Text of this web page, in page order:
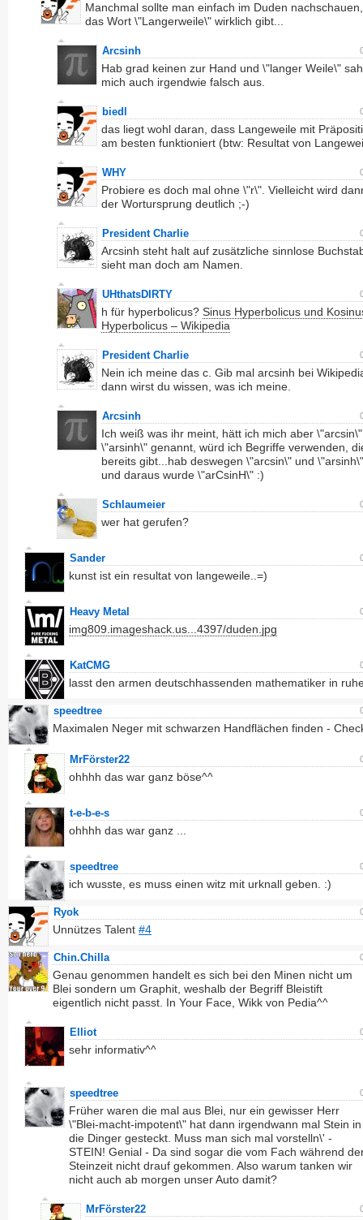
Manchmal sollte man einfach im Duden
das Wort \"Langerweile\" wirklich gibt...
Arcsinh
Hab grad keinen zur Hand und \"langer Weile\"
mich auch irgendwie falsch aus.
biedl
das liegt wohl daran, dass Langeweile mit
am besten funktioniert (btw: Resultat von
WHY
Probiere es doch mal ohne \"r\". Vielleicht wird
der Wortursprung deutlich ;-)
President Charlie
Arcsinh steht halt auf zusätzliche sinnlose
sieht man doch am Namen.
UHthatsDIRTY
h für hyperbolicus? Sinus Hyperbolicus und
Hyperbolicus – Wikipedia
President Charlie
Nein ich meine das c. Gib mal arcsinh bei
dann wirst du wissen, was ich meine.
Arcsinh
Ich weiß was ihr meint, hätt ich mich aber
\"arsinh\" genannt, würd ich Begriffe verwenden,
bereits gibt...hab deswegen \"arcsin\" und
und daraus wurde \"arCsinH\" :)
Schlaumeier
wer hat gerufen?
Sander
kunst ist ein resultat von langeweile..=)
Heavy Metal
img809.imageshack.us...4397/duden.jpg
KatCMG
lasst den armen deutschhassenden mathematiker in
speedtree
Maximalen Neger mit schwarzen Handflächen finden -
MrFörster22
ohhhh das war ganz böse^^
t-e-b-e-s
ohhhh das war ganz ...
speedtree
ich wusste, es muss einen witz mit urknall geben. :)
Ryok
Unnützes Talent #4
Chin.Chilla
Genau genommen handelt es sich bei den Minen nicht um
Blei sondern um Graphit, weshalb der Begriff Bleistift
eigentlich nicht passt. In Your Face, Wikk von Pedia^^
Elliot
sehr informativ^^
speedtree
Früher waren die mal aus Blei, nur ein gewisser Herr
\"Blei-macht-impotent\" hat dann irgendwann mal Stein in
die Dinger gesteckt. Muss man sich mal vorstelln\' -
STEIN! Genial - Da sind sogar die vom Fach während
Steinzeit nicht drauf gekommen. Also warum tanken wir
nicht auch ab morgen unser Auto damit?
MrFörster22